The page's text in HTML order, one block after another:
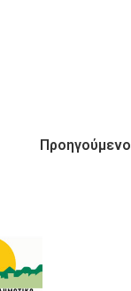
Προηγούμενο